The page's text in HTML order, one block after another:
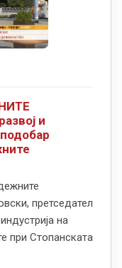
и
претседател
на
при Стопанската